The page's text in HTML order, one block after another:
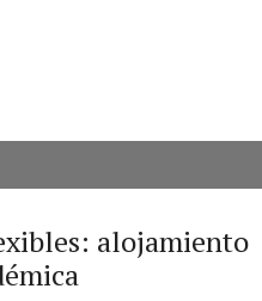
alojamiento